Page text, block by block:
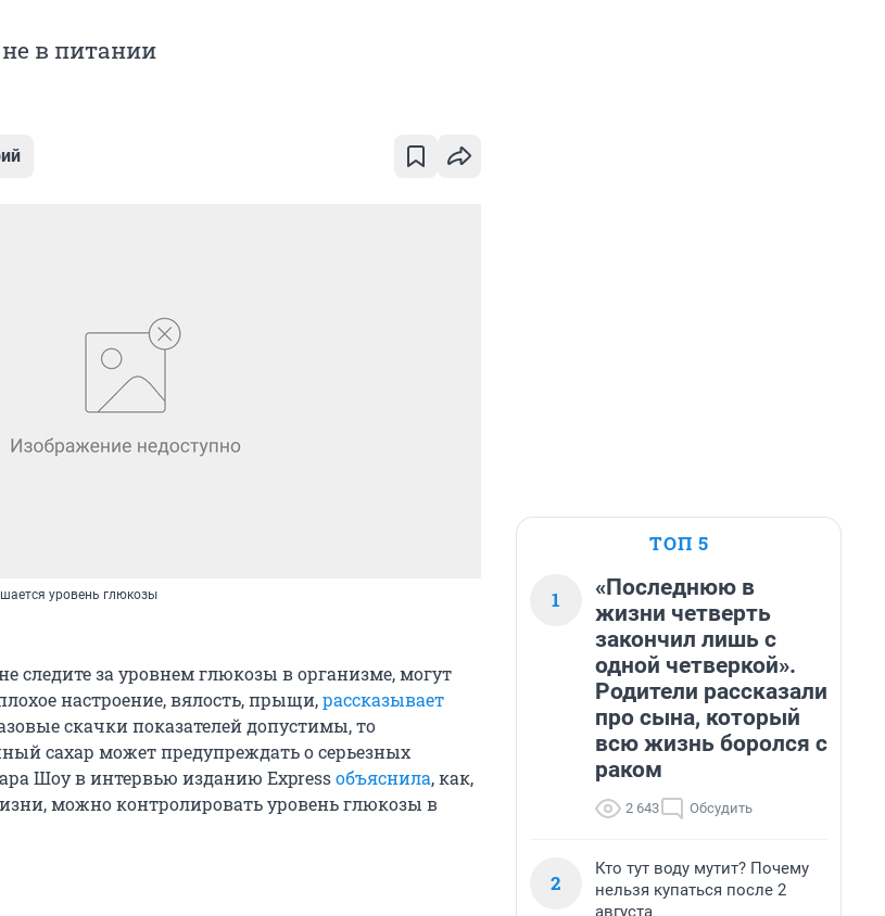
в питании
уровень глюкозы
следите за уровнем глюкозы в организме, могут
настроение, вялость, прыщи,рассказывает
скачки показателей допустимы, то
сахар может предупреждать о серьезных
Шоу в интервью изданию Expressобъяснила, как,
можно контролировать уровень глюкозы в
ТОП 5
1
«Последнюю в
жизни четверть
закончил лишь с
одной четверкой».
Родители рассказали
про сына, который
всю жизнь боролся с
раком
2 643 Обсудить
2
Кто тут воду мутит? Почему
нельзя купаться после 2
августа